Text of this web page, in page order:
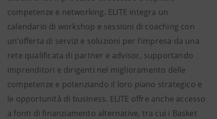
competenze e networking. ELITE integra un
calendario di workshop e sessioni di coaching con
un’offerta di servizi e soluzioni per l’impresa da una
rete qualificata di partner e advisor, supportando
imprenditori e dirigenti nel miglioramento delle
competenze e potenziando il loro piano strategico e
le opportunità di business. ELITE offre anche accesso
a fonti di finanziamento alternative, tra cui i Basket